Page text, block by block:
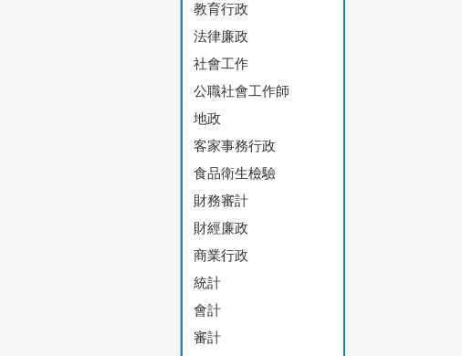
教育行政
法律廉政
社會工作
公職社會工作師
地政
客家事務行政
食品衛生檢驗
財務審計
財經廉政
商業行政
統計
會計
審計